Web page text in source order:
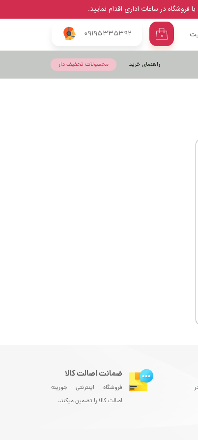
09195335392 ۰
محصولات تحفیف دار راهنمای خرید
در ساعات اداری اقدام نمایید.
ضمانت اصالت کالا
فروشگاه اینترنتی جورینه
اصالت کالا را تضمین میکند.